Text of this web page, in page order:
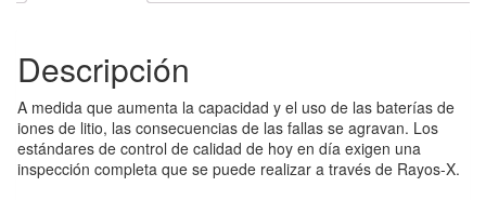
Descripción
A medida que aumenta la capacidad y el uso de las baterías de
iones de litio, las consecuencias de las fallas se agravan. Los
estándares de control de calidad de hoy en día exigen una
inspección completa que se puede realizar a través de Rayos-X.